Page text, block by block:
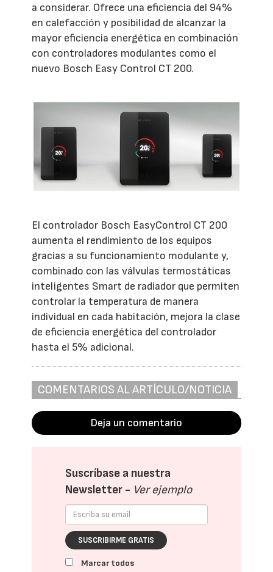
a considerar. Ofrece una eficiencia del 94%
en calefacción y posibilidad de alcanzar la
mayor eficiencia energética en combinación
con controladores modulantes como el
nuevo Bosch Easy Control CT 200.
El controlador Bosch EasyControl CT 200
aumenta el rendimiento de los equipos
gracias a su funcionamiento modulante y,
combinado con las válvulas termostáticas
inteligentes Smart de radiador que permiten
controlar la temperatura de manera
individual en cada habitación, mejora la clase
de eficiencia energética del controlador
hasta el 5% adicional.
COMENTARIOS AL ARTÍCULO/NOTICIA
Deja un comentario
Suscríbase a nuestra
Newsletter - Ver ejemplo
SUSCRIBIRME GRATIS
Marcar todos